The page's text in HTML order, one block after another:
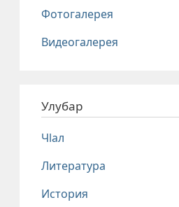
Фотогалерея
Видеогалерея
Улубар
Чlал
Литература
История